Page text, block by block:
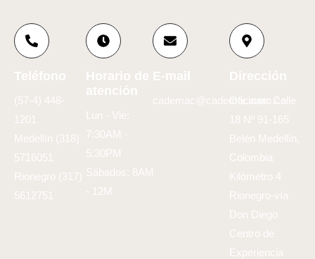
Teléfono
(57-4) 448-
1201
Medellín (318)
5716051
Rionegro (317)
5612751
Horario de
atención
Lun - Vie:
7:30AM -
5:30PM
Sábados: 8AM
- 12M
E-mail
cademac@cademac.com.co
Dirección
Oficinas: Calle
18 Nº 91-165
Belén Medellín,
Colombia
Kilómetro 4
Rionegro-vía
Don Diego
Centro de
Experiencia